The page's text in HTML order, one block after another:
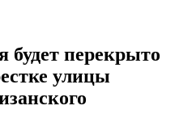
будет перекрыто
улицы